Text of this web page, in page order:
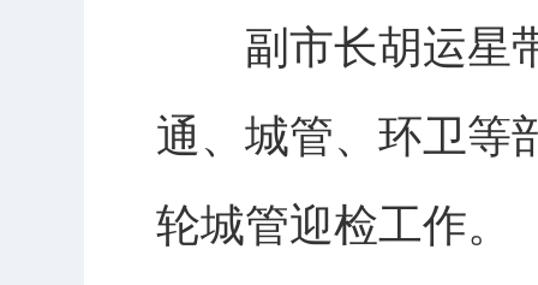
副市长胡运星带
通、城管、环卫等
轮城管迎检工作。